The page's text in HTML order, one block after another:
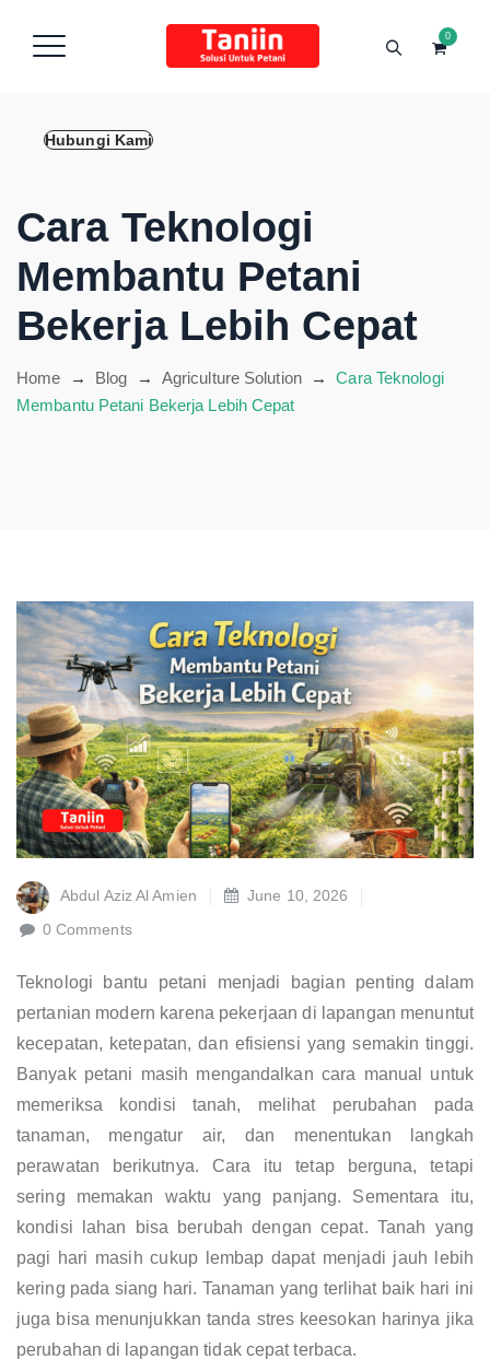
Hubungi Kami
0
Cara Teknologi
Membantu Petani
Bekerja Lebih Cepat
Home → Blog → Agriculture Solution→Cara Teknologi
Membantu Petani Bekerja Lebih Cepat
Abdul Aziz Al Amien
June 10, 2026
0 Comments
Teknologi bantu petani menjadi bagian penting dalam
pertanian modern karena pekerjaan di lapangan menuntut
kecepatan, ketepatan, dan efisiensi yang semakin tinggi.
Banyak petani masih mengandalkan cara manual untuk
memeriksa kondisi tanah, melihat perubahan pada
tanaman, mengatur air, dan menentukan langkah
perawatan berikutnya. Cara itu tetap berguna, tetapi
sering memakan waktu yang panjang. Sementara itu,
kondisi lahan bisa berubah dengan cepat. Tanah yang
pagi hari masih cukup lembap dapat menjadi jauh lebih
kering pada siang hari. Tanaman yang terlihat baik hari ini
juga bisa menunjukkan tanda stres keesokan harinya jika
perubahan di lapangan tidak cepat terbaca.